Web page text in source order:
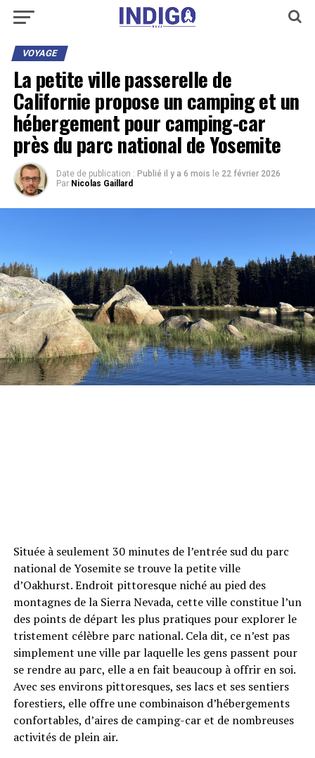
VOYAGE
La petite ville passerelle de
Californie propose un camping et un
hébergement pour camping-car
près du parc national de Yosemite
Date de publication : Publié il y a 6 mois le 22 février 2026
Par Nicolas Gaillard
Située à seulement 30 minutes de l’entrée sud du parc
national de Yosemite se trouve la petite ville
d’Oakhurst. Endroit pittoresque niché au pied des
montagnes de la Sierra Nevada, cette ville constitue l’un
des points de départ les plus pratiques pour explorer le
tristement célèbre parc national. Cela dit, ce n’est pas
simplement une ville par laquelle les gens passent pour
se rendre au parc, elle a en fait beaucoup à offrir en soi.
Avec ses environs pittoresques, ses lacs et ses sentiers
forestiers, elle offre une combinaison d’hébergements
confortables, d’aires de camping-car et de nombreuses
activités de plein air.